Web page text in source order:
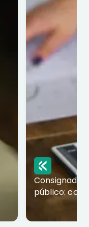
Consignado
público: